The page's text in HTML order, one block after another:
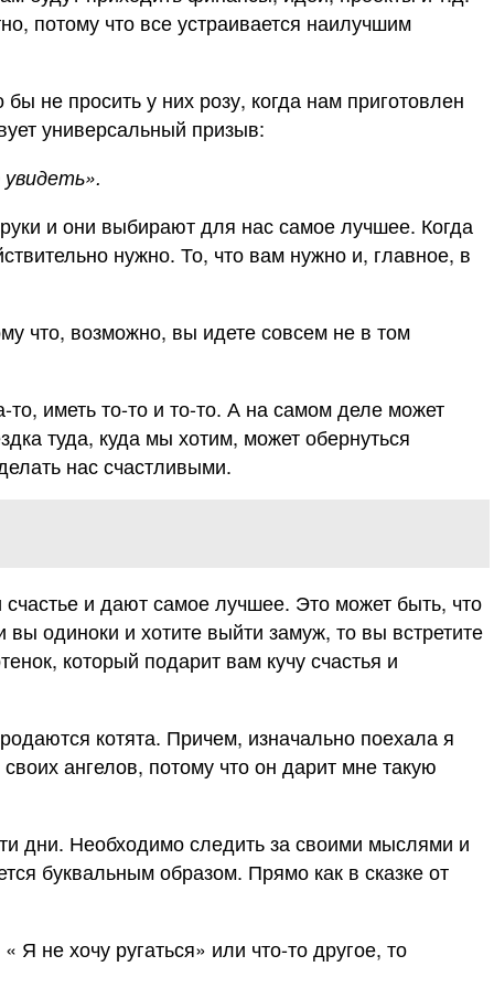
потому что все устраивается наилучшим
не просить у них розу, когда нам приготовлен
универсальный призыв:
и они выбирают для нас самое лучшее. Когда
нужно. То, что вам нужно и, главное, в
что, возможно, вы идете совсем не в том
иметь то-то и то-то. А на самом деле может
туда, куда мы хотим, может обернуться
нас счастливыми.
и дают самое лучшее. Это может быть, что
одиноки и хотите выйти замуж, то вы встретите
который подарит вам кучу счастья и
котята. Причем, изначально поехала я
ангелов, потому что он дарит мне такую
дни. Необходимо следить за своими мыслями и
буквальным образом. Прямо как в сказке от
не хочу ругаться» или что-то другое, то